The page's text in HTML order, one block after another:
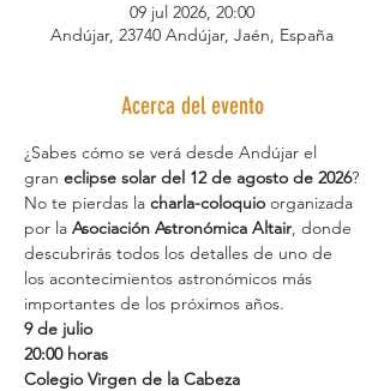
09 jul 2026, 20:00
Andújar, 23740 Andújar, Jaén, España
Acerca del evento
¿Sabes cómo se verá desde Andújar el
gran eclipse solar del 12 de agosto de 2026?
No te pierdas la charla-coloquio organizada
por la Asociación Astronómica Altair, donde
descubrirás todos los detalles de uno de
los acontecimientos astronómicos más
importantes de los próximos años.
9 de julio
20:00 horas
Colegio Virgen de la Cabeza